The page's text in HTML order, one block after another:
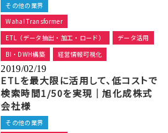
その他の業界
Waha! Transformer
ETL（データ抽出・加工・ロード）
データ活用
BI・DWH構築
経営情報可視化
2019/02/19
ETLを最大限に活用して、低コストで
検索時間1/50を実現｜旭化成株式
会社様
その他の業界